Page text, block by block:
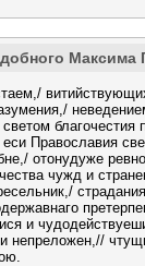
Максима
благочестия
Православия
отонудуже
чужд и
и
непреложен,//